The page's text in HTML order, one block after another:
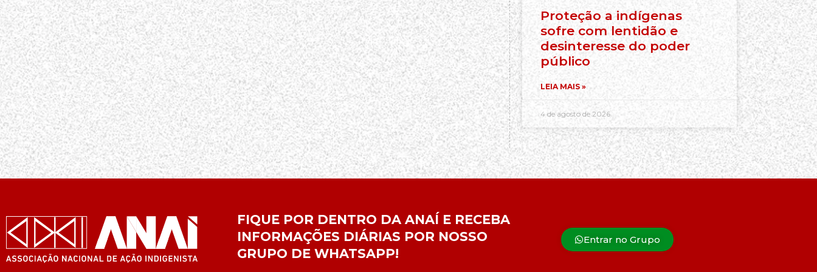
Proteção a indígenas
sofre com lentidão e
desinteresse do poder
público
LEIA MAIS »
4 de agosto de 2026
FIQUE POR DENTRO DA ANAÍ E RECEBA
INFORMAÇÕES DIÁRIAS POR NOSSO
GRUPO DE WHATSAPP!
Entrar no Grupo